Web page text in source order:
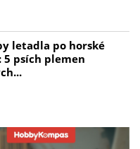
letadla po horské
5 psích plemen